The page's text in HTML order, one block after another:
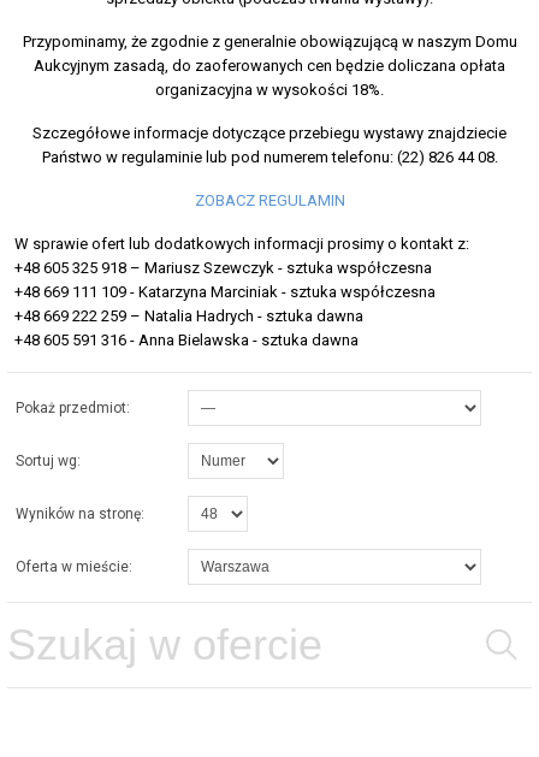
Przypominamy, że zgodnie z generalnie obowiązującą w naszym Domu
Aukcyjnym zasadą, do zaoferowanych cen będzie doliczana opłata
organizacyjna w wysokości 18%.
Szczegółowe informacje dotyczące przebiegu wystawy znajdziecie
Państwo w regulaminie lub pod numerem telefonu: (22) 826 44 08.
ZOBACZ REGULAMIN
W sprawie ofert lub dodatkowych informacji prosimy o kontakt z:
+48 605 325 918 – Mariusz Szewczyk - sztuka współczesna
+48 669 111 109 - Katarzyna Marciniak - sztuka współczesna
+48 669 222 259 – Natalia Hadrych - sztuka dawna
+48 605 591 316 - Anna Bielawska - sztuka dawna
Pokaż przedmiot:
Sortuj wg:
Wyników na stronę:
Oferta w mieście: